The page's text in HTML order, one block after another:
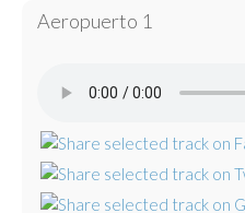
Aeropuerto 1